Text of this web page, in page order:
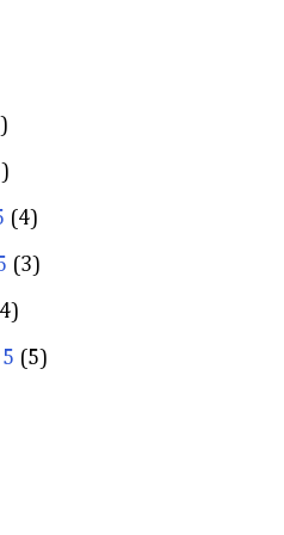
(4)
(3)
(5)